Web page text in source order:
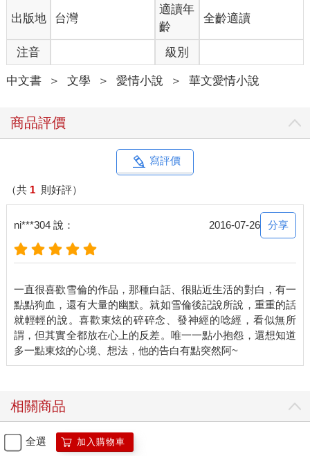
朵快炸掉，但我好喜歡，我一直很想建議她，如果不開早餐店，
可以去當助選員。光聽她的聲音，就值得大家投下一票。
樂晴是我的房東，我在這裡住了十幾年，她像我的第二個媽媽，
幫我張羅所有生活上的事，一餐也沒有讓我餓到。而另外兩個室
友，明怡和依依，是在我遇到惡質無良房東時，撿我回家的恩
她們像姊姊般疼愛我、照顧我，給了我很多的溫暖和關心。我很
我不是不會講話，而是忘了怎麼表達。
但沒關係，我的聲音、我的感覺一點都不重要，在這個世界上，
手才剛離開滑鼠，門就瞬間被打開了。
「朱立湘，不管妳案子有多趕，現在馬上出來吃飯，right
now！」樂晴穿著圍裙，擔心我又要趕設計稿不吃不喝。
「好。」我點了下頭，再抬起頭時，樂晴已經像風吹過一樣不見
了。我並沒有在趕案子，我只是在和自己說話而已。每一天，我
坐到她旁邊去，她是我見過最美麗大方的祕書。明怡給了我一個
微笑，她是我見過氣質最好的飯店領班。樂晴添好了飯放在我的
出版地 台灣
適讀年
齡
全齡適讀
注音 級別
中文書 ＞ 文學 ＞ 愛情小說 ＞ 華文愛情小說
商品評價
寫評價
（共 1 則好評）
ni***304 說： 2016-07-26 分享
一直很喜歡雪倫的作品，那種白話、很貼近生活的對白，有一
點點狗血，還有大量的幽默。就如雪倫後記說所說，重重的話
就輕輕的說。喜歡東炫的碎碎念、發神經的唸經，看似無所
謂，但其實全都放在心上的反差。唯一一點小抱怨，還想知道
相關商品
全選 加入購物車